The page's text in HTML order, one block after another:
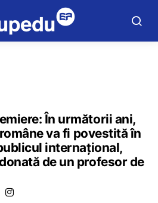
În următorii ani,
va fi povestită în
internațional,
de un profesor de